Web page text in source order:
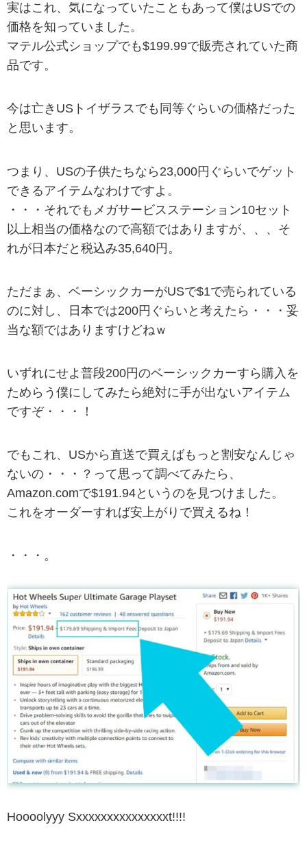
実はこれ、気になっていたこともあって僕はUSでの
価格を知っていました。
マテル公式ショップでも$199.99で販売されていた商
品です。
今は亡きUSトイザラスでも同等ぐらいの価格だった
と思います。
つまり、USの子供たちなら23,000円ぐらいでゲット
できるアイテムなわけですよ。
・・・それでもメガサービスステーション10セット
以上相当の価格なので高額ではありますが、、、そ
れが日本だと税込み35,640円。
ただまぁ、ベーシックカーがUSで$1で売られている
のに対し、日本では200円ぐらいと考えたら・・・妥
当な額ではありますけどねｗ
いずれにせよ普段200円のベーシックカーすら購入を
ためらう僕にしてみたら絶対に手が出ないアイテム
ですぞ・・・！
でもこれ、USから直送で買えばもっと割安なんじゃ
ないの・・・？って思って調べてみたら、
Amazon.comで$191.94というのを見つけました。
これをオーダーすれば安上がりで買えるね！
・・・。
Hoooolyyy Sxxxxxxxxxxxxxxxt!!!!